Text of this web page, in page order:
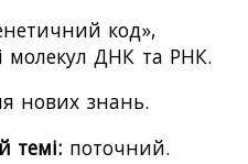
код»,
молекул ДНК та РНК.
нових знань.
темі: поточний.